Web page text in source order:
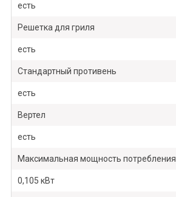
есть
Решетка для гриля
есть
Стандартный противень
есть
Вертел
есть
Максимальная мощность потребления
0,105 кВт